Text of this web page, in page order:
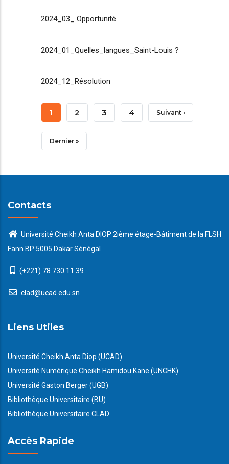
2024_03_ Opportunité
2024_01_Quelles_langues_Saint-Louis ?
2024_12_Résolution
Pagination
Page
Courante
1 Page
2 Page
3 Page
4 Page
Suivant ›
Dernière
Dernier »
Contacts
Université Cheikh Anta DIOP 2ième étage-Bâtiment de la FLSH
Fann BP 5005 Dakar Sénégal
(+221) 78 730 11 39
clad@ucad.edu.sn
Liens Utiles
Université Cheikh Anta Diop (UCAD)
Université Numérique Cheikh Hamidou Kane (UNCHK)
Université Gaston Berger (UGB)
Bibliothèque Universitaire (BU)
Bibliothèque Universitaire CLAD
Accès Rapide